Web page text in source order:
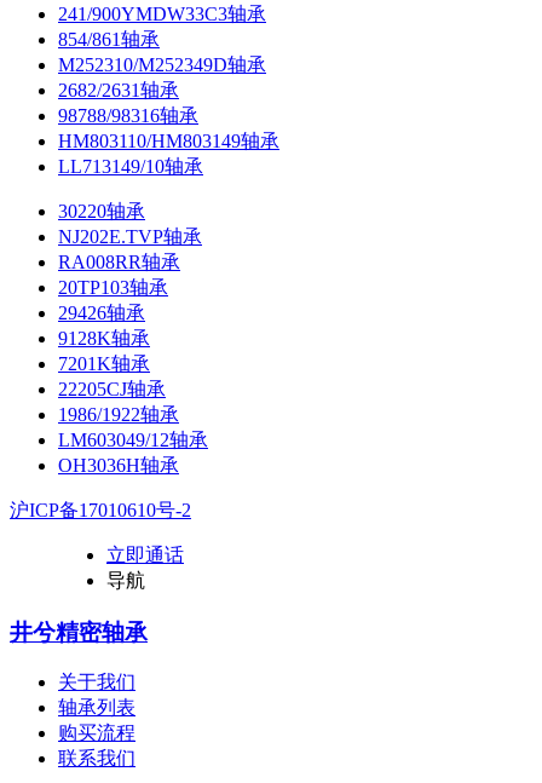
241/900YMDW33C3轴承
854/861轴承
M252310/M252349D轴承
2682/2631轴承
98788/98316轴承
HM803110/HM803149轴承
LL713149/10轴承
30220轴承
NJ202E.TVP轴承
RA008RR轴承
20TP103轴承
29426轴承
9128K轴承
7201K轴承
22205CJ轴承
1986/1922轴承
LM603049/12轴承
OH3036H轴承
沪ICP备17010610号-2
立即通话
导航
井兮精密轴承
关于我们
轴承列表
购买流程
联系我们